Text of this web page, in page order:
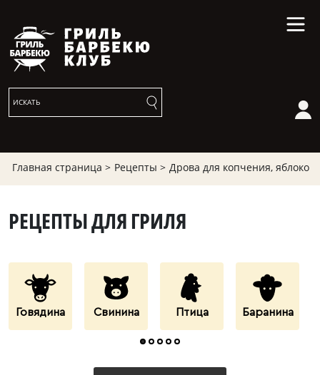
Главная страница > Рецепты > Дрова для копчения, яблоко
РЕЦЕПТЫ ДЛЯ ГРИЛЯ
Говядина Свинина Птица Баранина